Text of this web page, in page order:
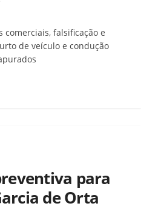
comerciais, falsificação e
de veículo e condução
para
de Orta